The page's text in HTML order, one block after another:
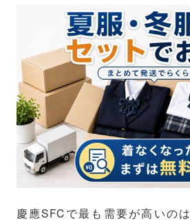
慶應SFCで最も需要が高いのは